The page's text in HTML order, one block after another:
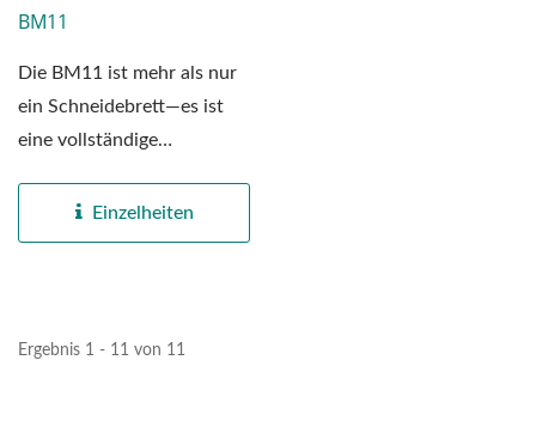
BM11
Die BM11 ist mehr als nur
ein Schneidebrett—es ist
eine vollständige
Einzelheiten
Ergebnis 1 - 11 von 11